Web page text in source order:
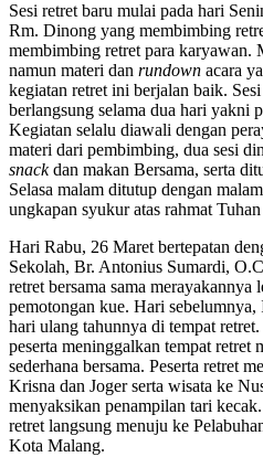
Sesi retret baru mulai pada hari
Rm. Dinong yang membimbing
membimbing retret para karyawan.
namun materi dan rundown acara
kegiatan retret ini berjalan baik.
berlangsung selama dua hari yakni
Kegiatan selalu diawali dengan
materi dari pembimbing, dua sesi
snackdan makan Bersama, serta
Selasa malam ditutup dengan
ungkapan syukur atas rahmat
Hari Rabu, 26 Maret bertepatan
Sekolah, Br. Antonius Sumardi,
retret bersama sama merayakannya
pemotongan kue. Hari
hari ulang tahunnya di tempat
peserta meninggalkan tempat retret
sederhana bersama. Peserta retret
Krisna dan Joger serta wisata ke
menyaksikan penampilan tari
retret langsung menuju ke
Kota Malang.